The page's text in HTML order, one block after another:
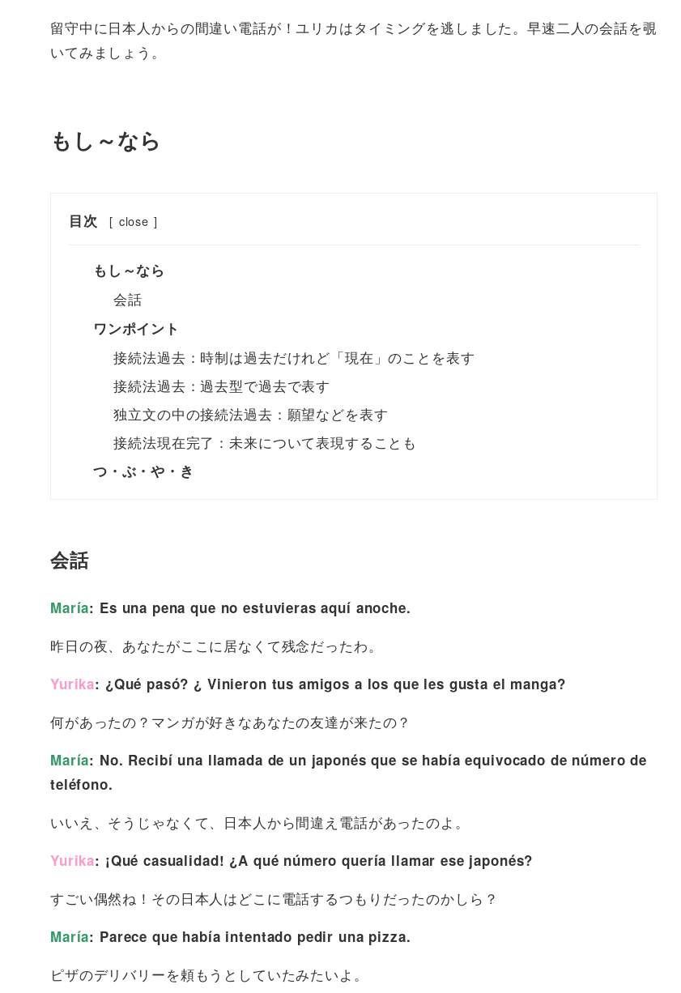
留守中に日本人からの間違い電話が！ユリカはタイミングを逃しました。早速二人の会話を覗
いてみましょう。
もし～なら
目次 [ close ]
もし～なら
会話
ワンポイント
接続法過去：時制は過去だけれど「現在」のことを表す
接続法過去：過去型で過去で表す
独立文の中の接続法過去：願望などを表す
接続法現在完了：未来について表現することも
つ・ぶ・や・き
会話
María: Es una pena que no estuvieras aquí anoche.
昨日の夜、あなたがここに居なくて残念だったわ。
Yurika: ¿Qué pasó? ¿ Vinieron tus amigos a los que les gusta el manga?
何があったの？マンガが好きなあなたの友達が来たの？
María: No. Recibí una llamada de un japonés que se había equivocado de número de
teléfono.
いいえ、そうじゃなくて、日本人から間違え電話があったのよ。
Yurika: ¡Qué casualidad! ¿A qué número quería llamar ese japonés?
すごい偶然ね！その日本人はどこに電話するつもりだったのかしら？
María: Parece que había intentado pedir una pizza.
ピザのデリバリーを頼もうとしていたみたいよ。